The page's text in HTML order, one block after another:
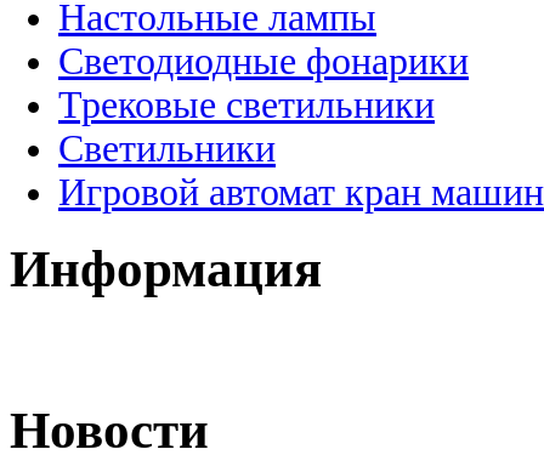
Настольные лампы
Светодиодные фонарики
Трековые светильники
Светильники
Игровой автомат кран
Информация
Новости